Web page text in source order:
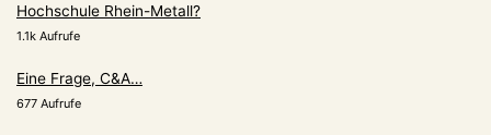
Hochschule Rhein-Metall?
1.1k Aufrufe
Eine Frage, C&A…
677 Aufrufe